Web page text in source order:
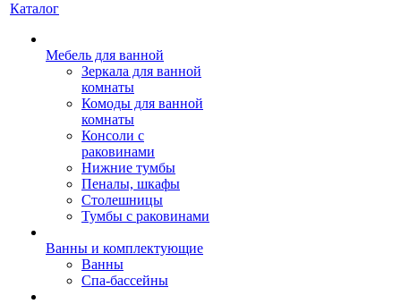
Каталог
Мебель для ванной
Зеркала для ванной
комнаты
Комоды для ванной
комнаты
Консоли с
раковинами
Нижние тумбы
Пеналы, шкафы
Столешницы
Тумбы с раковинами
Ванны и комплектующие
Ванны
Спа-бассейны